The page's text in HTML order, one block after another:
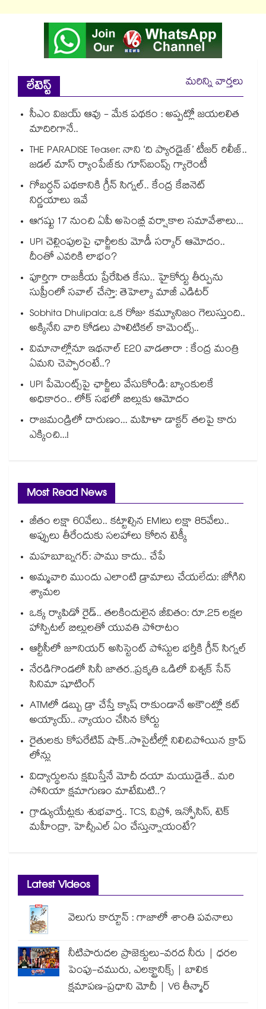
లేటెస్ట్
మరిన్ని వార్తలు
సీఎం విజయ్ ఆవు - మేక పథకం : అప్పట్లో జయలలిత
మాదిరిగానే..
THE PARADISE Teaser: నాని ‘ది ప్యారడైజ్‌‌’ టీజర్ రిలీజ్..
జడల్ మాస్ ర్యాంపేజ్‌కు గూస్‌బంప్స్ గ్యారెంటీ
గోబర్ధన్ పథకానికి గ్రీన్ సిగ్నల్.. కేంద్ర కేబినెట్
నిర్ణయాలు ఇవే
ఆగష్టు 17 నుంచి ఏపీ అసెంబ్లీ వర్షాకాల సమావేశాలు...
UPI చెల్లింపులపై ఛార్జీలకు మోడీ సర్కార్ ఆమోదం..
దీంతో ఎవరికి లాభం?
పూర్తిగా రాజకీయ ప్రేరేపిత కేసు.. హైకోర్టు తీర్పును
సుప్రీంలో సవాల్ చేస్తా: తెహెల్కా మాజీ ఎడిటర్
Sobhita Dhulipala: ఒక రోజు కమ్యూనిజం గెలుస్తుంది..
అక్కినేని వారి కోడలు పొలిటికల్ కామెంట్స్..
విమానాల్లోనూ ఇథనాల్ E20 వాడతారా : కేంద్ర మంత్రి
ఏమని చెప్పారంటే..?
UPI పేమెంట్స్⁪పై ఛార్జీలు వేసుకోండి: బ్యాంకులకే
అధికారం.. లోక్ సభలో బిల్లుకు ఆమోదం
రాజమండ్రిలో దారుణం... మహిళా డాక్టర్ తలపై కారు
ఎక్కించి...!
Most Read News
జీతం లక్షా 60వేలు.. కట్టాల్సిన EMIలు లక్షా 85వేలు..
అప్పులు తీరేందుకు సలహాలు కోరిన టెక్కీ
మహబూబ్నగర్: పాము కాదు.. చేపే
అమ్మవారి ముందు ఎలాంటి డ్రామాలు చేయలేదు: జోగిని
శ్యామల
ఒక్క ర్యాపిడో రైడ్.. తలకిందులైన జీవితం: రూ.25 లక్షల
హాస్పిటల్ బిల్లులతో యువతి పోరాటం
ఆర్టీసీలో జూనియర్ అసిస్టెంట్‌‌ పోస్టుల భర్తీకి గ్రీన్‌‌ సిగ్నల్
నేరడిగొండలో సినీ జాతర..ప్రకృతి ఒడిలో విశ్వక్ సేన్
సినిమా షూటింగ్
ATMలో డబ్బు డ్రా చేస్తే క్యాష్ రాకుండానే అకౌంట్లో కట్
అయ్యాయ్.. న్యాయం చేసిన కోర్టు
రైతులకు కోపరేటివ్ షాక్..సొసైటీల్లో నిలిచిపోయిన క్రాప్
లోన్లు
విద్యార్థులను క్షమిస్తేనే మోదీ దయా మయుడైతే.. మరి
సోనియా క్షమాగుణం మాటేమిటి..?
గ్రాడ్యుయేట్లకు శుభవార్త.. TCS, విప్రో, ఇన్ఫోసిస్, టెక్
మహీంద్రా, హెచ్సీఎల్ ఏం చేస్తున్నాయంటే?
Latest Videos
వెలుగు కార్టూన్ : గాజాలో శాంతి పవనాలు
నీటిపారుదల ప్రాజెక్టులు-వరద నీరు | ధరల
పెంపు-చమురు, ఎలక్ట్రానిక్స్ | బాలిక
క్షమాపణ-ప్రధాని మోదీ | V6 తీన్మార్